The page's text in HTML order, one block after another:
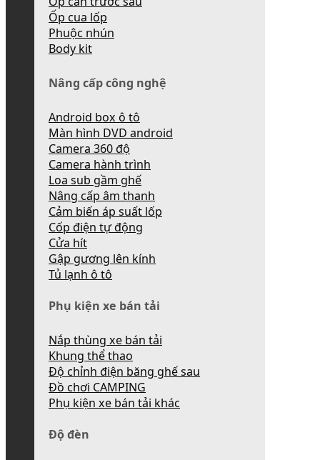
Ốp cua lốp
Phuộc nhún
Body kit
Nâng cấp công nghệ
Android box ô tô
Màn hình DVD android
Camera 360 độ
Camera hành trình
Loa sub gầm ghế
Nâng cấp âm thanh
Cảm biến áp suất lốp
Cốp điện tự động
Cửa hít
Gập gương lên kính
Tủ lạnh ô tô
Phụ kiện xe bán tải
Nắp thùng xe bán tải
Khung thể thao
Độ chỉnh điện băng ghế sau
Đồ chơi CAMPING
Phụ kiện xe bán tải khác
Độ đèn